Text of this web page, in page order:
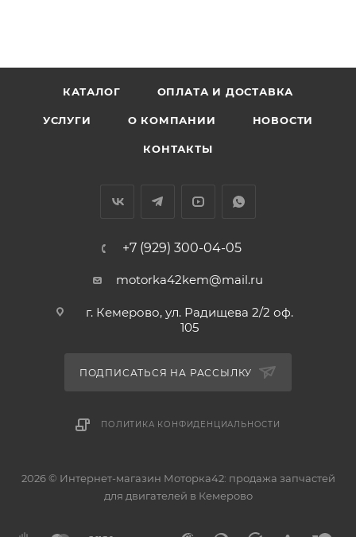
22720, 23060-22730, 23060-26220, 23060-26640,
23060-26415, 23060-26425, 23060-26445, 23060-26435,
22740, 23060-26230, 23060-26200, 23060-26210, 23060-
КАТАЛОГ ОПЛАТА И ДОСТАВКА
УСЛУГИ О КОМПАНИИ НОВОСТИ
КОНТАКТЫ
+7 (929) 300-04-05
motorka42kem@mail.ru
г. Кемерово, ул. Радищева 2/2 оф.
105
ПОДПИСАТЬСЯ НА РАССЫЛКУ
ПОЛИТИКА КОНФИДЕНЦИАЛЬНОСТИ
2026 © Интернет-магазин Моторка42: продажа запчастей
для двигателей в Кемерово